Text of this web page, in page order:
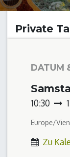
Private
DATUM
10:30
Europe/
Zu